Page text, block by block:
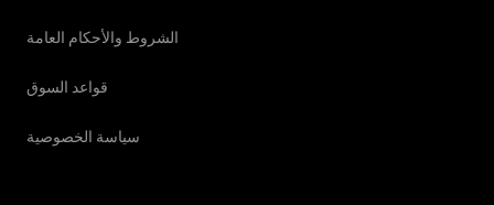
الشروط والأحكام العامة
قواعد السوق
سياسة الخصوصية